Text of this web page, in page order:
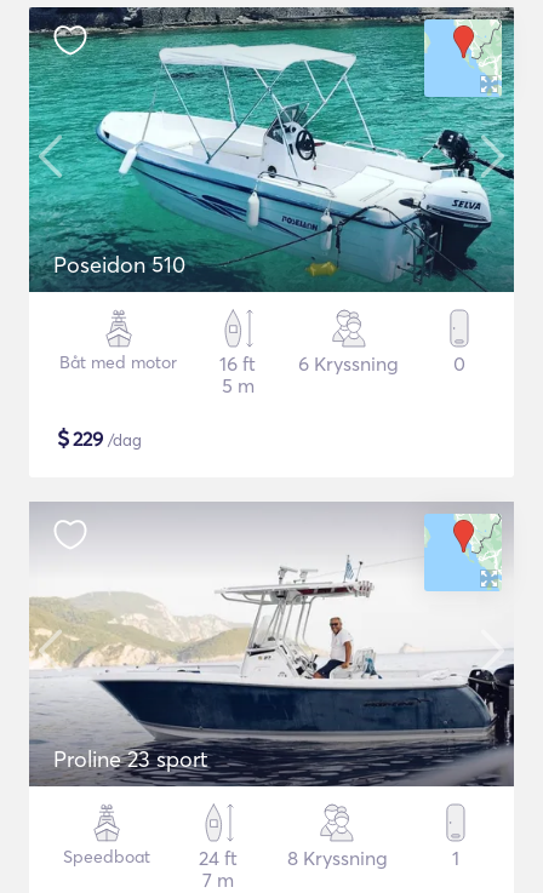
Poseidon 510
Båt med motor
16 ft
5 m
6 Kryssning 0
$229 /dag
Proline 23 sport
Speedboat
24 ft
7 m
8 Kryssning 1